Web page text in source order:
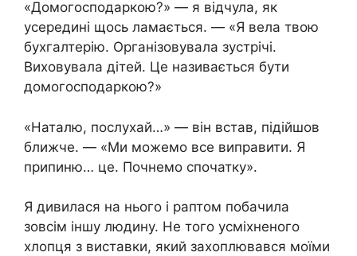
«Домогосподаркою?» — я відчула, як
усередині щось ламається. — «Я вела твою
бухгалтерію. Організовувала зустрічі.
Виховувала дітей. Це називається бути
домогосподаркою?»
«Наталю, послухай…» — він встав, підійшов
ближче. — «Ми можемо все виправити. Я
припиню… це. Почнемо спочатку».
Я дивилася на нього і раптом побачила
зовсім іншу людину. Не того усміхненого
хлопця з виставки, який захоплювався моїми